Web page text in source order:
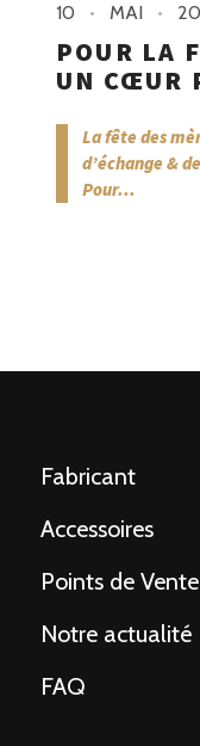
10 MAI
POUR LA
UN CŒUR
La fête des
d’échange &
Pour...
Fabricant
Accessoires
Points de Vente
Notre actualité
FAQ